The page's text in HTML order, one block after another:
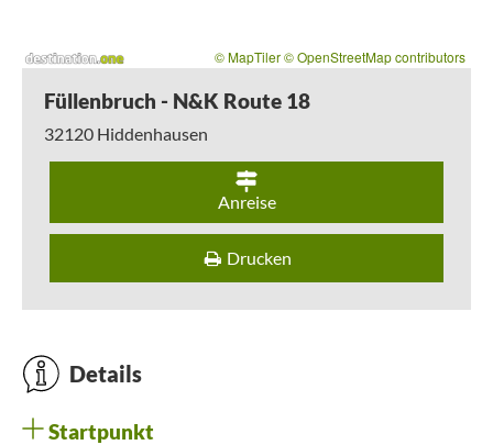
© MapTiler© OpenStreetMap contributors
Füllenbruch - N&K Route 18
32120 Hiddenhausen
Anreise
Drucken
Details
Startpunkt